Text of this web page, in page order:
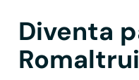
Diventa